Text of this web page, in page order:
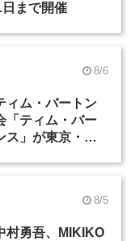
まで開催
8/6
ィム・バートン
「ティム・バー
ス」が東京・豊
8/5
村勇吾、MIKIKO